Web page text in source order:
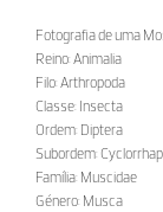
Fotografia de uma
Reino: Animalia
Filo: Arthropoda
Classe: Insecta
Ordem: Diptera
Subordem:
Família: Muscidae
Género: Musca